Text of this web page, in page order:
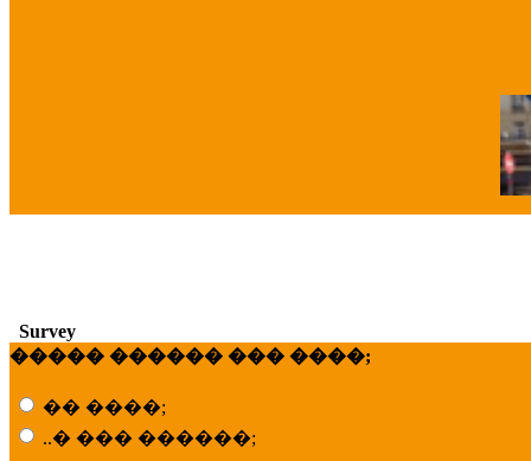
Survey
����� ������ ��� ����;
�� ����;
..� ��� ������;